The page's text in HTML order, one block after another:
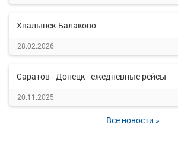
Хвалынск-Балаково
28.02.2026
Саратов - Донецк - ежедневные рейсы
20.11.2025
Все новости »